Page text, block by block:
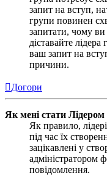
запит на вступ,
групи повинен
запитати, чому
діставайте
ваш запит на
причини.
Догори
Як мені стати Лідером
Як правило,
під час їх
зацікавлені у
адміністратором
повідомлення.